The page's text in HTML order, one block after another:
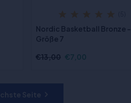
Nordic Basketball Bronze -
Größe 7
€13,00 €7,00